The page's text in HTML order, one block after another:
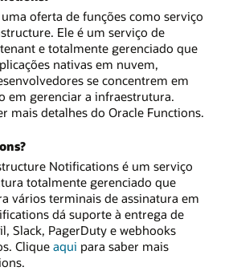
oferta de funções como serviço
Ele é um serviço de
e totalmente gerenciado que
nativas em nuvem,
se concentrem em
em gerenciar a infraestrutura.
mais detalhes do Oracle Functions.
Notifications é um serviço
totalmente gerenciado que
vários terminais de assinatura em
dá suporte à entrega de
Slack, PagerDuty e webhooks
Clique aqui para saber mais